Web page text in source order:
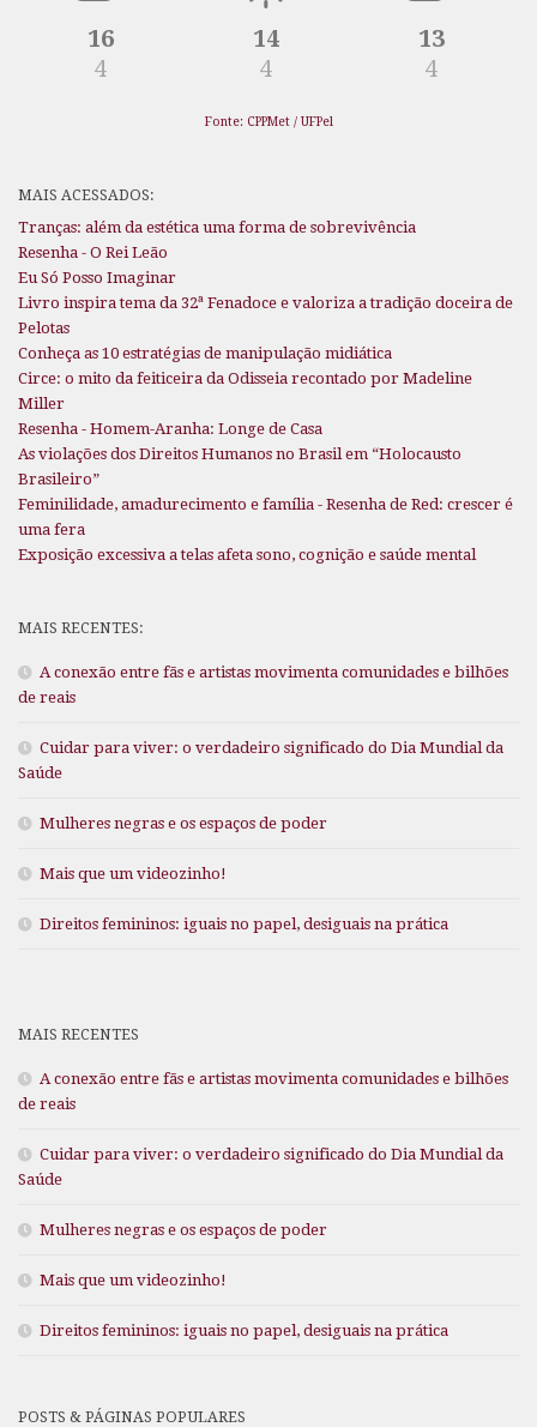
16
4
14
4
13
4
Fonte: CPPMet / UFPel
MAIS ACESSADOS:
Tranças: além da estética uma forma de sobrevivência
Resenha - O Rei Leão
Eu Só Posso Imaginar
Livro inspira tema da 32ª Fenadoce e valoriza a tradição doceira de
Pelotas
Conheça as 10 estratégias de manipulação midiática
Circe: o mito da feiticeira da Odisseia recontado por Madeline
Miller
Resenha - Homem-Aranha: Longe de Casa
As violações dos Direitos Humanos no Brasil em “Holocausto
Brasileiro”
Feminilidade, amadurecimento e família - Resenha de Red: crescer é
uma fera
Exposição excessiva a telas afeta sono, cognição e saúde mental
MAIS RECENTES:
A conexão entre fãs e artistas movimenta comunidades e bilhões
de reais
Cuidar para viver: o verdadeiro significado do Dia Mundial da
Saúde
Mulheres negras e os espaços de poder
Mais que um videozinho!
Direitos femininos: iguais no papel, desiguais na prática
MAIS RECENTES
A conexão entre fãs e artistas movimenta comunidades e bilhões
de reais
Cuidar para viver: o verdadeiro significado do Dia Mundial da
Saúde
Mulheres negras e os espaços de poder
Mais que um videozinho!
Direitos femininos: iguais no papel, desiguais na prática
POSTS & PÁGINAS POPULARES